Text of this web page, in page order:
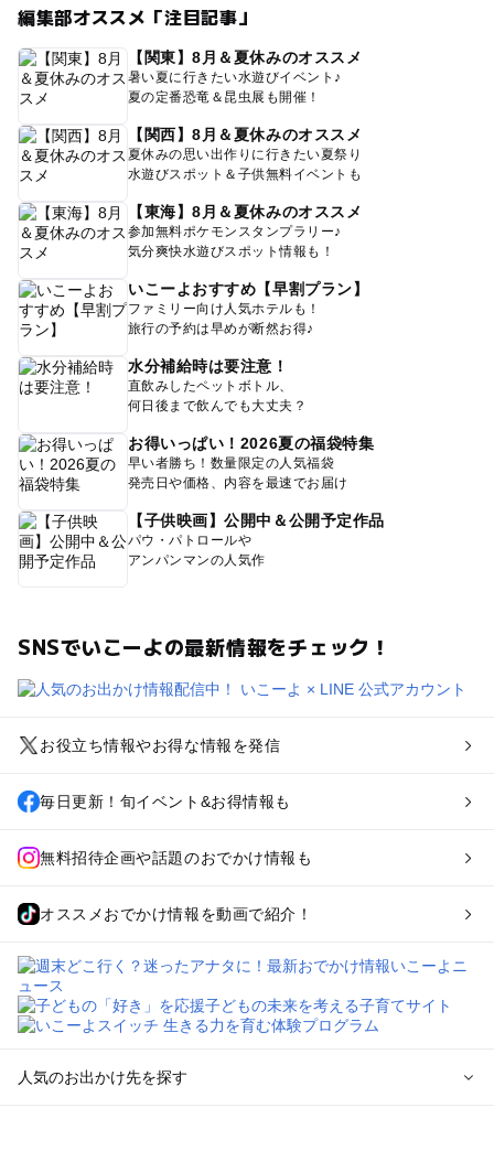
編集部オススメ「注目記事」
【関東】8月＆夏休みのオススメ
暑い夏に行きたい水遊びイベント♪
夏の定番恐竜＆昆虫展も開催！
【関西】8月＆夏休みのオススメ
夏休みの思い出作りに行きたい夏祭り
水遊びスポット＆子供無料イベントも
【東海】8月＆夏休みのオススメ
参加無料ポケモンスタンプラリー♪
気分爽快水遊びスポット情報も！
いこーよおすすめ【早割プラン】
ファミリー向け人気ホテルも！
旅行の予約は早めが断然お得♪
水分補給時は要注意！
直飲みしたペットボトル、
何日後まで飲んでも大丈夫？
お得いっぱい！2026夏の福袋特集
早い者勝ち！数量限定の人気福袋
発売日や価格、内容を最速でお届け
【子供映画】公開中＆公開予定作品
パウ・パトロールや
アンパンマンの人気作
SNSでいこーよの最新情報をチェック！
お役立ち情報やお得な情報を発信
毎日更新！旬イベント&お得情報も
無料招待企画や話題のおでかけ情報も
オススメおでかけ情報を動画で紹介！
人気のお出かけ先を探す